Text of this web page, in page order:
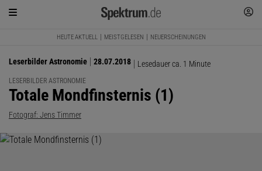
HEUTE AKTUELL MEISTGELESEN NEUERSCHEINUNGEN
Leserbilder Astronomie 28.07.2018 Lesedauer ca. 1 Minute
LESERBILDER ASTRONOMIE
:
Totale Mondfinsternis (1)
Fotograf: Jens Timmer